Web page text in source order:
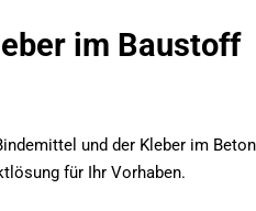
im Baustoff
und der Kleber im
für Ihr Vorhaben.